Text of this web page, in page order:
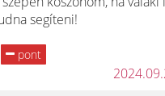
segíteni!
pont